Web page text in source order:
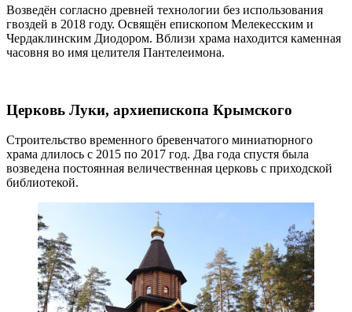
Возведён согласно древней технологии без использования
гвоздей в 2018 году. Освящён епископом Мелекесским и
Чердаклинским Диодором. Вблизи храма находится каменная
часовня во имя целителя Пантелеимона.
Церковь Луки, архиепископа Крымского
Строительство временного бревенчатого миниатюрного
храма длилось с 2015 по 2017 год. Два года спустя была
возведена постоянная величественная церковь с приходской
библиотекой.